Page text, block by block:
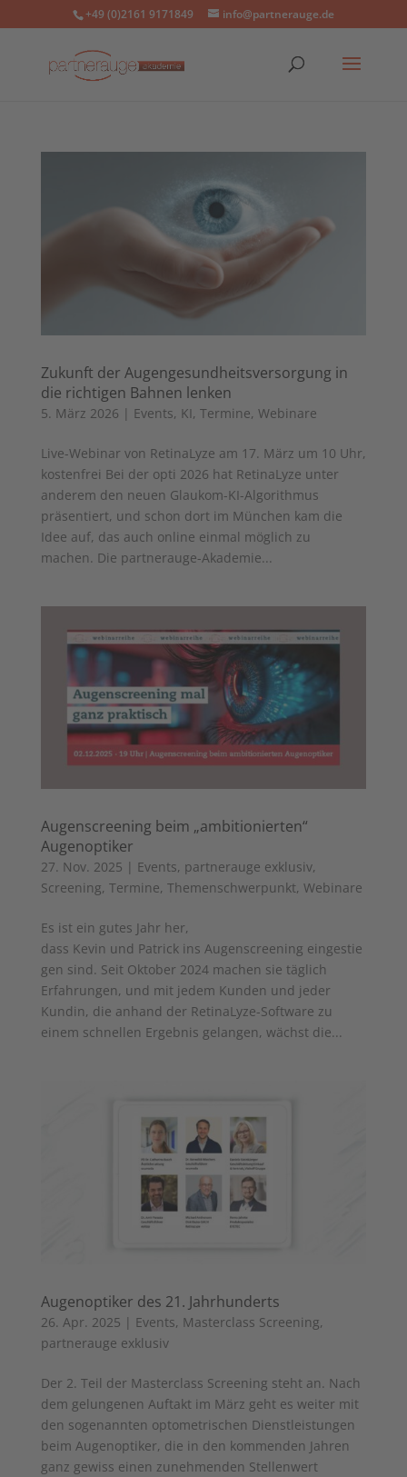
+49 (0)2161 9171849 info@partnerauge.de
Zukunft der Augengesundheitsversorgung in
die richtigen Bahnen lenken
5. März 2026 | Events, KI, Termine, Webinare
Live-Webinar von RetinaLyze am 17. März um 10 Uhr,
kostenfrei Bei der opti 2026 hat RetinaLyze unter
anderem den neuen Glaukom-KI-Algorithmus
präsentiert, und schon dort im München kam die
Idee auf, das auch online einmal möglich zu
machen. Die partnerauge-Akademie...
Augenscreening beim „ambitionierten“
Augenoptiker
27. Nov. 2025 | Events, partnerauge exklusiv,
Screening, Termine, Themenschwerpunkt, Webinare
Es ist ein gutes Jahr her,
dass Kevin und Patrick ins Augenscreening eingestie
gen sind. Seit Oktober 2024 machen sie täglich
Erfahrungen, und mit jedem Kunden und jeder
Kundin, die anhand der RetinaLyze-Software zu
einem schnellen Ergebnis gelangen, wächst die...
Augenoptiker des 21. Jahrhunderts
26. Apr. 2025 | Events, Masterclass Screening,
partnerauge exklusiv
Der 2. Teil der Masterclass Screening steht an. Nach
dem gelungenen Auftakt im März geht es weiter mit
den sogenannten optometrischen Dienstleistungen
beim Augenoptiker, die in den kommenden Jahren
ganz gewiss einen zunehmenden Stellenwert